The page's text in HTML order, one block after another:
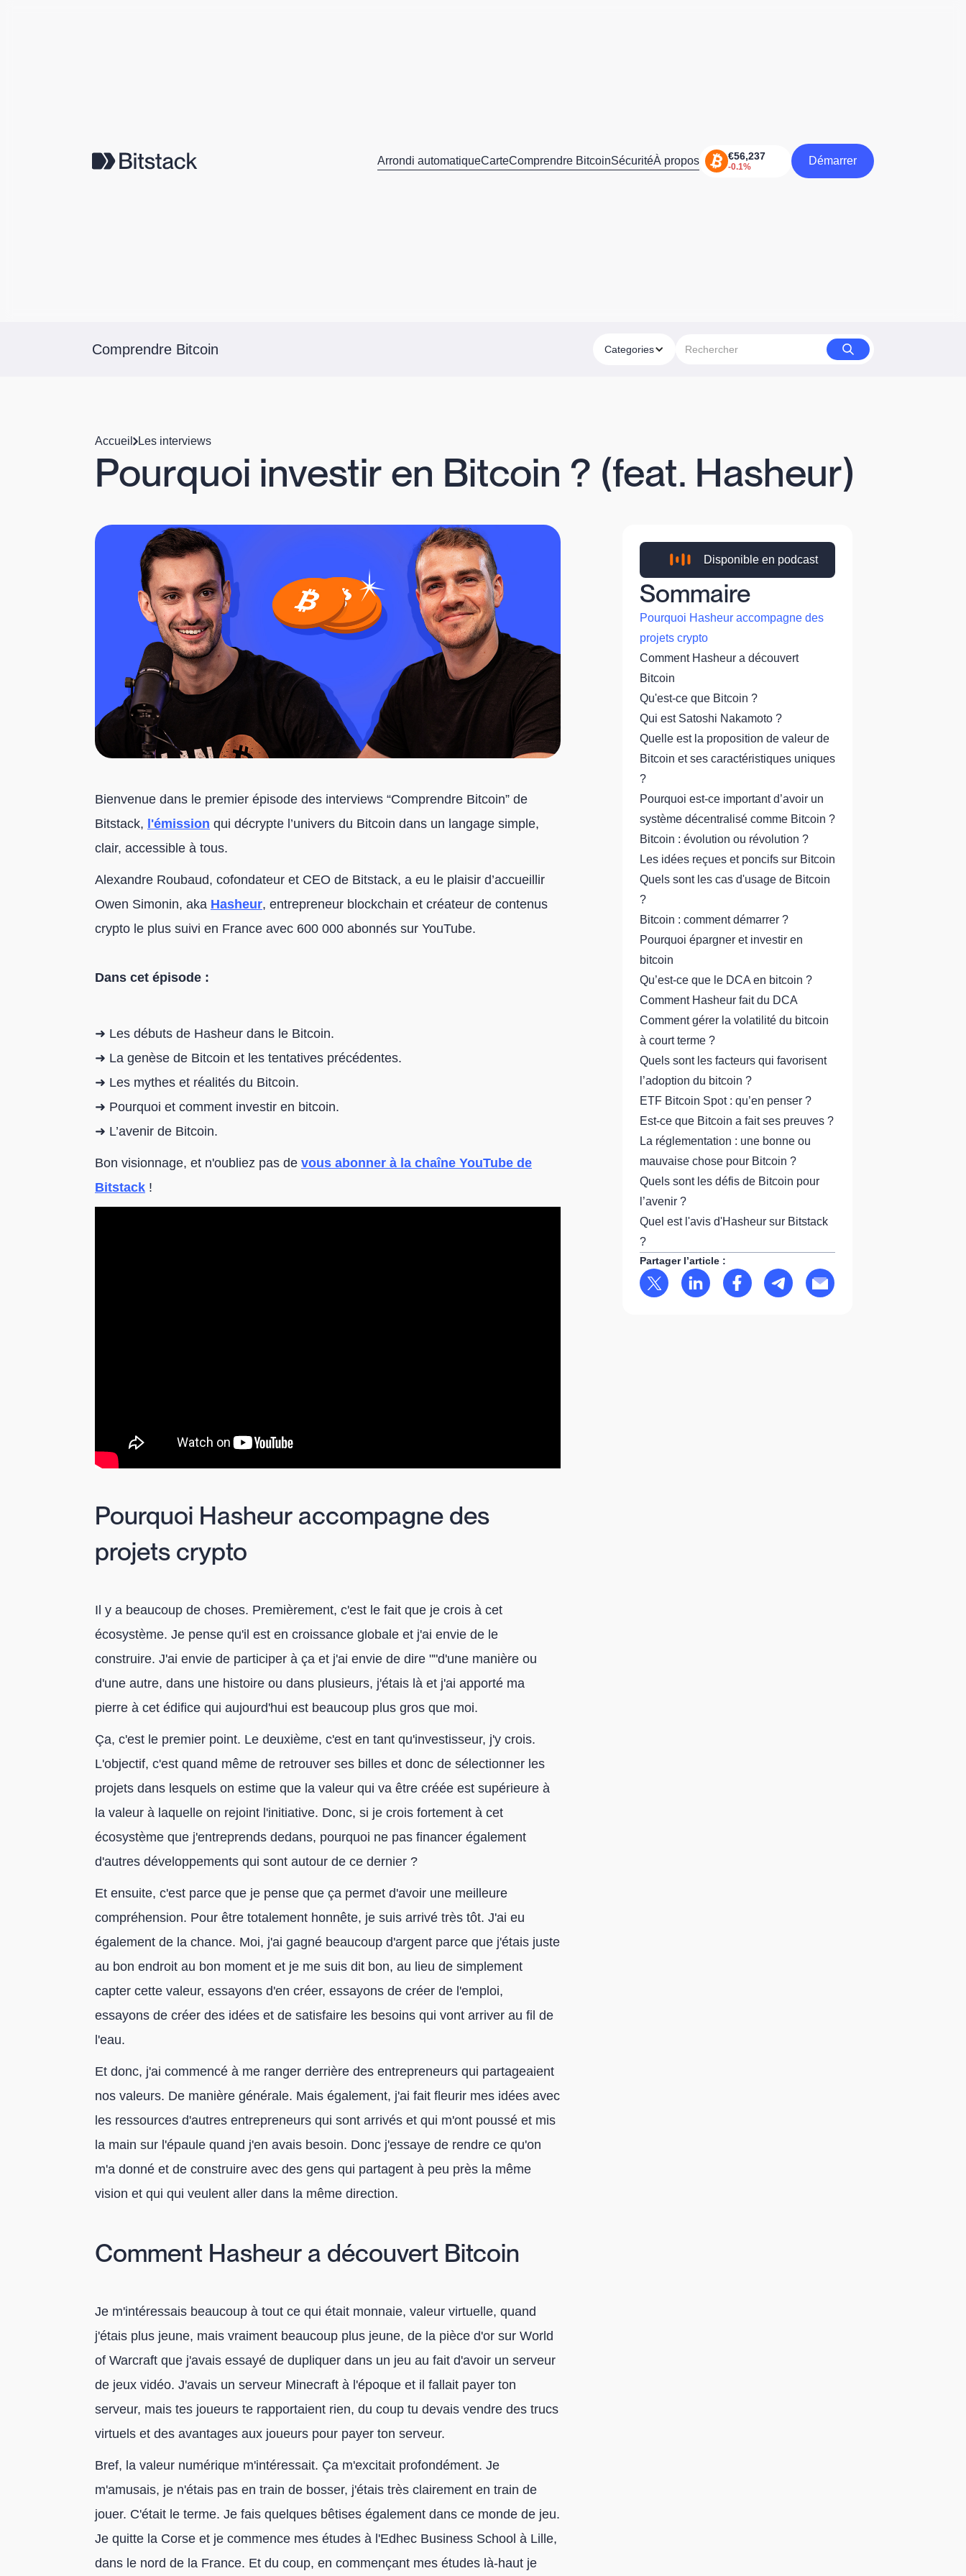
Arrondi automatiqueCarteComprendre BitcoinSécuritéÀ propos
Démarrer
Démarrer
Comprendre Bitcoin Categories
Accueil Les interviews
Pourquoi investir en Bitcoin ? (feat. Hasheur)
Bienvenue dans le premier épisode des interviews “Comprendre Bitcoin” de
Bitstack, l'émission qui décrypte l’univers du Bitcoin dans un langage simple,
clair, accessible à tous.
Alexandre Roubaud, cofondateur et CEO de Bitstack, a eu le plaisir d’accueillir
Owen Simonin, aka Hasheur, entrepreneur blockchain et créateur de contenus
crypto le plus suivi en France avec 600 000 abonnés sur YouTube.
Dans cet épisode :
➜ Les débuts de Hasheur dans le Bitcoin.
➜ La genèse de Bitcoin et les tentatives précédentes.
➜ Les mythes et réalités du Bitcoin.
➜ Pourquoi et comment investir en bitcoin.
➜ L’avenir de Bitcoin.
Bon visionnage, et n'oubliez pas de vous abonner à la chaîne YouTube de
Bitstack !
Pourquoi Hasheur accompagne des
projets crypto
Il y a beaucoup de choses. Premièrement, c'est le fait que je crois à cet
écosystème. Je pense qu'il est en croissance globale et j'ai envie de le
construire. J'ai envie de participer à ça et j'ai envie de dire ""d'une manière ou
d'une autre, dans une histoire ou dans plusieurs, j'étais là et j'ai apporté ma
pierre à cet édifice qui aujourd'hui est beaucoup plus gros que moi.
Ça, c'est le premier point. Le deuxième, c'est en tant qu'investisseur, j'y crois.
L'objectif, c'est quand même de retrouver ses billes et donc de sélectionner les
projets dans lesquels on estime que la valeur qui va être créée est supérieure à
la valeur à laquelle on rejoint l'initiative. Donc, si je crois fortement à cet
écosystème que j'entreprends dedans, pourquoi ne pas financer également
d'autres développements qui sont autour de ce dernier ?
Et ensuite, c'est parce que je pense que ça permet d'avoir une meilleure
compréhension. Pour être totalement honnête, je suis arrivé très tôt. J'ai eu
également de la chance. Moi, j'ai gagné beaucoup d'argent parce que j'étais juste
au bon endroit au bon moment et je me suis dit bon, au lieu de simplement
capter cette valeur, essayons d'en créer, essayons de créer de l'emploi,
essayons de créer des idées et de satisfaire les besoins qui vont arriver au fil de
l'eau.
Et donc, j'ai commencé à me ranger derrière des entrepreneurs qui partageaient
nos valeurs. De manière générale. Mais également, j'ai fait fleurir mes idées avec
les ressources d'autres entrepreneurs qui sont arrivés et qui m'ont poussé et mis
la main sur l'épaule quand j'en avais besoin. Donc j'essaye de rendre ce qu'on
m'a donné et de construire avec des gens qui partagent à peu près la même
vision et qui qui veulent aller dans la même direction.
Comment Hasheur a découvert Bitcoin
Je m'intéressais beaucoup à tout ce qui était monnaie, valeur virtuelle, quand
j'étais plus jeune, mais vraiment beaucoup plus jeune, de la pièce d'or sur World
of Warcraft que j'avais essayé de dupliquer dans un jeu au fait d'avoir un serveur
de jeux vidéo. J'avais un serveur Minecraft à l'époque et il fallait payer ton
serveur, mais tes joueurs te rapportaient rien, du coup tu devais vendre des trucs
virtuels et des avantages aux joueurs pour payer ton serveur.
Bref, la valeur numérique m'intéressait. Ça m'excitait profondément. Je
m'amusais, je n'étais pas en train de bosser, j'étais très clairement en train de
jouer. C'était le terme. Je fais quelques bêtises également dans ce monde de jeu.
Je quitte la Corse et je commence mes études à l'Edhec Business School à Lille,
dans le nord de la France. Et du coup, en commençant mes études là-haut je
Disponible en podcast
Sommaire
Pourquoi Hasheur accompagne des
projets crypto
Comment Hasheur a découvert
Bitcoin
Qu'est-ce que Bitcoin ?
Qui est Satoshi Nakamoto ?
Quelle est la proposition de valeur de
Bitcoin et ses caractéristiques uniques
?
Pourquoi est-ce important d’avoir un
système décentralisé comme Bitcoin ?
Bitcoin : évolution ou révolution ?
Les idées reçues et poncifs sur Bitcoin
Quels sont les cas d'usage de Bitcoin
?
Bitcoin : comment démarrer ?
Pourquoi épargner et investir en
bitcoin
Qu’est-ce que le DCA en bitcoin ?
Comment Hasheur fait du DCA
Comment gérer la volatilité du bitcoin
à court terme ?
Quels sont les facteurs qui favorisent
l’adoption du bitcoin ?
ETF Bitcoin Spot : qu’en penser ?
Est-ce que Bitcoin a fait ses preuves ?
La réglementation : une bonne ou
mauvaise chose pour Bitcoin ?
Quels sont les défis de Bitcoin pour
l’avenir ?
Quel est l'avis d'Hasheur sur Bitstack
?
Partager l’article :